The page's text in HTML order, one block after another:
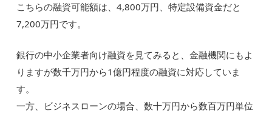
こちらの融資可能額は、4,800万円、特定設備資金だと
7,200万円です。
銀行の中小企業者向け融資を見てみると、金融機関にもよ
りますが数千万円から1億円程度の融資に対応していま
す。
一方、ビジネスローンの場合、数十万円から数百万円単位